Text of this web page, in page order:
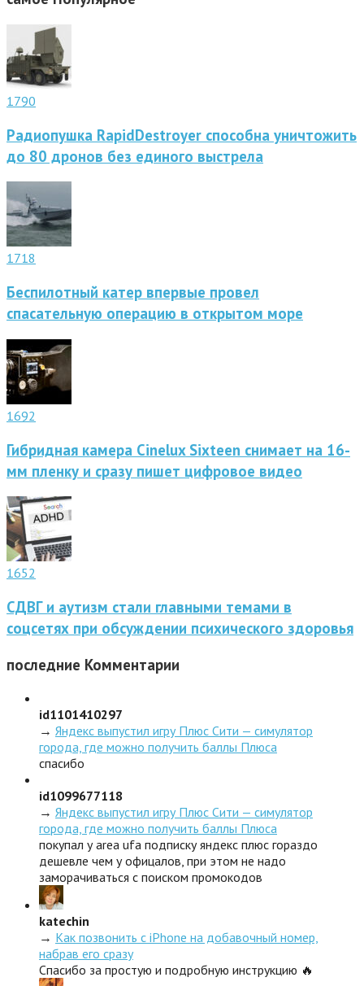
1790
Радиопушка RapidDestroyer способна уничтожить
до 80 дронов без единого выстрела
1718
Беспилотный катер впервые провел
спасательную операцию в открытом море
1692
Гибридная камера Cinelux Sixteen снимает на 16-
мм пленку и сразу пишет цифровое видео
1652
СДВГ и аутизм стали главными темами в
соцсетях при обсуждении психического здоровья
последние Комментарии
id1101410297
→ Яндекс выпустил игру Плюс Сити — симулятор
города, где можно получить баллы Плюса
спасибо
id1099677118
→ Яндекс выпустил игру Плюс Сити — симулятор
города, где можно получить баллы Плюса
покупал у area ufa подписку яндекс плюс гораздо
дешевле чем у офицалов, при этом не надо
заморачиваться с поиском промокодов
katechin
→ Как позвонить с iPhone на добавочный номер,
набрав его сразу
Спасибо за простую и подробную инструкцию 🔥